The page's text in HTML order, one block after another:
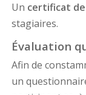
Un certificat
stagiaires.
Évaluation
Afin de
un